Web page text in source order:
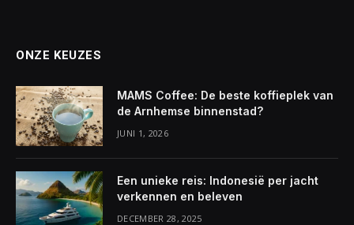
ONZE KEUZES
MAMS Coffee: De beste koffieplek van
de Arnhemse binnenstad?
JUNI 1, 2026
Een unieke reis: Indonesië per jacht
verkennen en beleven
DECEMBER 28, 2025